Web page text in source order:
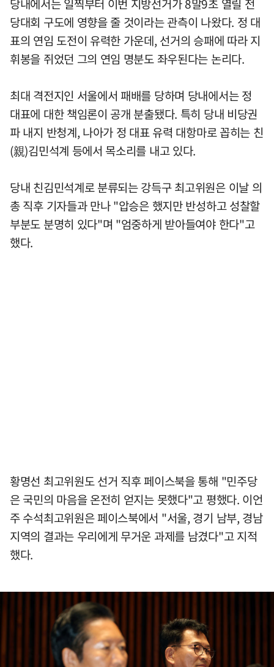
당내에서는 일찍부터 이번 지방선거가 8말9초 열릴 전
당대회 구도에 영향을 줄 것이라는 관측이 나왔다. 정 대
표의 연임 도전이 유력한 가운데, 선거의 승패에 따라 지
휘봉을 쥐었던 그의 연임 명분도 좌우된다는 논리다.
최대 격전지인 서울에서 패배를 당하며 당내에서는 정
대표에 대한 책임론이 공개 분출됐다. 특히 당내 비당권
파 내지 반청계, 나아가 정 대표 유력 대항마로 꼽히는 친
(親)김민석계 등에서 목소리를 내고 있다.
당내 친김민석계로 분류되는 강득구 최고위원은 이날 의
총 직후 기자들과 만나 "압승은 했지만 반성하고 성찰할
부분도 분명히 있다"며 "엄중하게 받아들여야 한다"고
했다.
황명선 최고위원도 선거 직후 페이스북을 통해 "민주당
은 국민의 마음을 온전히 얻지는 못했다"고 평했다. 이언
주 수석최고위원은 페이스북에서 "서울, 경기 남부, 경남
지역의 결과는 우리에게 무거운 과제를 남겼다"고 지적
했다.